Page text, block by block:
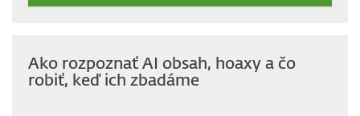
Ako rozpoznať AI obsah, hoaxy a čo
robiť, keď ich zbadáme